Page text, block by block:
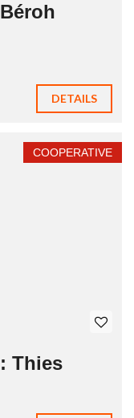
DETAILS
COOPERATIVE
Thies